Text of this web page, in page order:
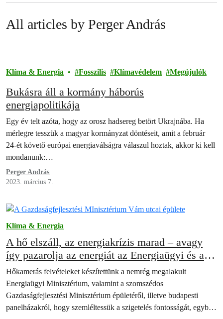
All articles by Perger András
Klíma & Energia Fosszilis Klímavédelem Megújulók
Bukásra áll a kormány háborús
energiapolitikája
Egy év telt azóta, hogy az orosz hadsereg betört Ukrajnába. Ha
mérlegre tesszük a magyar kormányzat döntéseit, amit a február
24-ét követő európai energiaválságra válaszul hoztak, akkor ki kell
mondanunk:…
Perger András
2023. március 7.
Klíma & Energia
A hő elszáll, az energiakrízis marad – avagy
így pazarolja az energiát az Energiaügyi és a
Gazdaságfejlesztési Minisztérium
Hőkamerás felvételeket készítettünk a nemrég megalakult
Energiaügyi Minisztérium, valamint a szomszédos
Gazdaságfejlesztési Minisztérium épületéről, illetve budapesti
panelházakról, hogy szemléltessük a szigetelés fontosságát, egyben